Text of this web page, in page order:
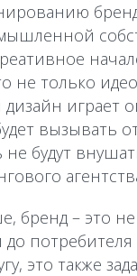
не только
играет
будут
бренд – это
до
это также